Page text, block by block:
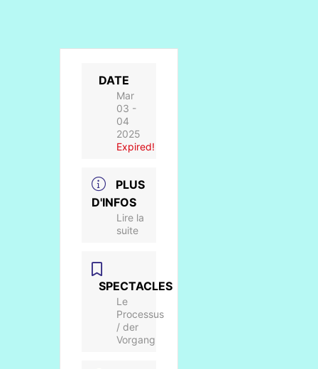
DATE
Mar
03 -
04
2025
Expired!
PLUS
D'INFOS
Lire la
suite
SPECTACLES
Le
Processus
/ der
Vorgang